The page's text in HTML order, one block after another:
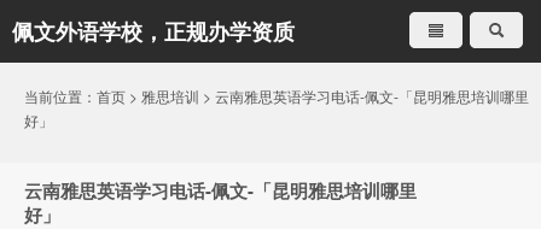
佩文外语学校，正规办学资质
就是不一样
当前位置： 首页 > 雅思培训 > 云南雅思英语学习电话-佩文-「昆明雅思培训哪里
好」
云南雅思英语学习电话-佩文-「昆明雅思培训哪里
好」